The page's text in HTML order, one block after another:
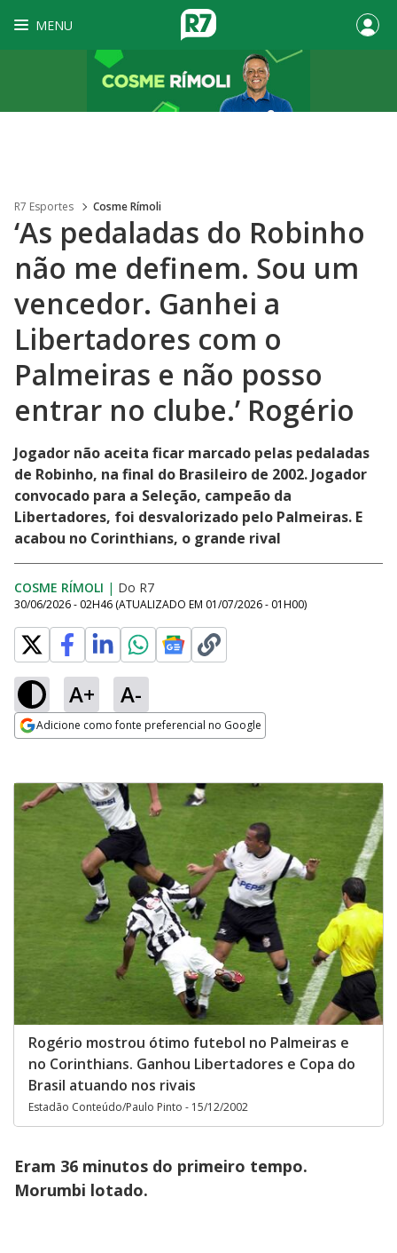
MENU
R7 Esportes Cosme Rímoli
‘As pedaladas do Robinho
não me definem. Sou um
vencedor. Ganhei a
Libertadores com o
Palmeiras e não posso
entrar no clube.’ Rogério
Jogador não aceita ficar marcado pelas pedaladas
de Robinho, na final do Brasileiro de 2002. Jogador
convocado para a Seleção, campeão da
Libertadores, foi desvalorizado pelo Palmeiras. E
acabou no Corinthians, o grande rival
COSME RÍMOLI | Do R7
30/06/2026 - 02H46 (ATUALIZADO EM 01/07/2026 - 01H00)
A+ A-
Adicione como fonte preferencial no Google
Rogério mostrou ótimo futebol no Palmeiras e
no Corinthians. Ganhou Libertadores e Copa do
Brasil atuando nos rivais
Estadão Conteúdo/Paulo Pinto - 15/12/2002
Eram 36 minutos do primeiro tempo.
Morumbi lotado.